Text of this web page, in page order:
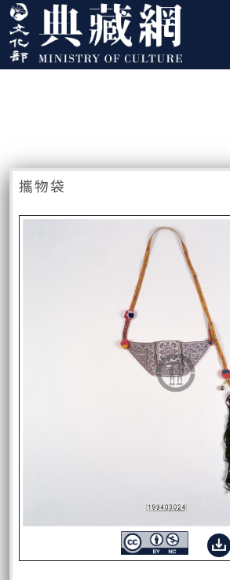
跳到主要內容
:::
攜物袋